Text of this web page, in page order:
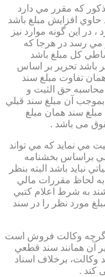
كه مقرر مي دارد
افزايش مبلغ باشد
در اين گونه موارد نيز
مي رسد در هرجا كه
كل مبلغ باشد
باشد تحرير بر اساس
تفاوت مبلغ سند
حق الثبت و
بموجب آن مبلغ سند قبلي
مبلغ سند همان مبلغ
می باشد .
مي نمايد كه مي تواند
براساس بخشنامه
نبايد باشد البته بنظر
لحاظ مقررات مالي
به شرط اعلام كتبي
مورد نظر را در سند
، گرچه وكالت فروش است
آن همانند سند قطعي
برخلاف اسناد
کند .